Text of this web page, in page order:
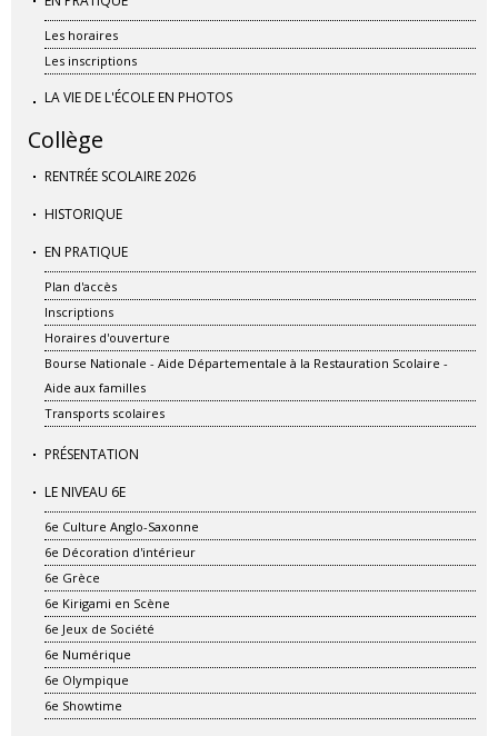
Les horaires
Les inscriptions
LA VIE DE L'ÉCOLE EN PHOTOS
Collège
RENTRÉE SCOLAIRE 2026
HISTORIQUE
EN PRATIQUE
Plan d'accès
Inscriptions
Horaires d'ouverture
Bourse Nationale - Aide Départementale à la Restauration Scolaire -
Aide aux familles
Transports scolaires
PRÉSENTATION
LE NIVEAU 6E
6e Culture Anglo-Saxonne
6e Décoration d'intérieur
6e Grèce
6e Kirigami en Scène
6e Jeux de Société
6e Numérique
6e Olympique
6e Showtime